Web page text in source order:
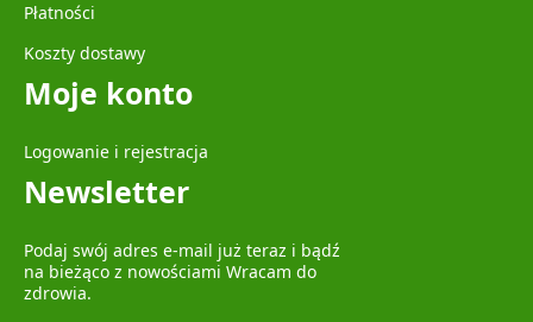
Płatności
Koszty dostawy
Moje konto
Logowanie i rejestracja
Newsletter
Podaj swój adres e-mail już teraz i bądź
na bieżąco z nowościami Wracam do
zdrowia.